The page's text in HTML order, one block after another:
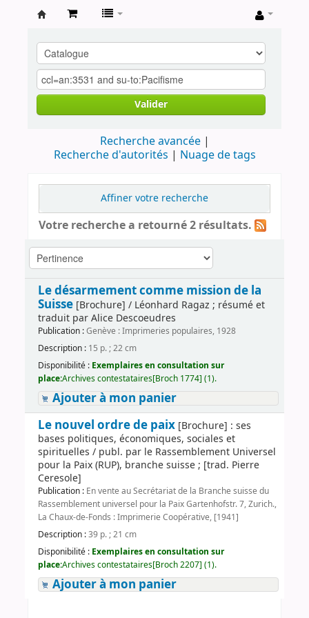
contestataires
Valider
Recherche avancée
Recherche d'autorités
Nuage de tags
Affiner votre recherche
Votre recherche a retourné 2 résultats.
Le désarmement comme mission de la
Suisse[Brochure] / Léonhard Ragaz ; résumé et
traduit par Alice Descoeudres
Publication :Genève : Imprimeries populaires, 1928
Description : 15 p. ; 22 cm
Disponibilité : Exemplaires en consultation sur
place:Archives contestataires[Broch 1774] (1).
Ajouter à mon panier
Le nouvel ordre de paix[Brochure] : ses
bases politiques, économiques, sociales et
spirituelles / publ. par le Rassemblement Universel
pour la Paix (RUP), branche suisse ; [trad. Pierre
Ceresole]
Publication : En vente au Secrétariat de la Branche suisse du
Rassemblement universel pour la Paix Gartenhofstr. 7, Zurich.,
La Chaux-de-Fonds : Imprimerie Coopérative, [1941]
Description :39 p. ; 21 cm
Disponibilité : Exemplaires en consultation sur
place:Archives contestataires[Broch 2207] (1).
Ajouter à mon panier